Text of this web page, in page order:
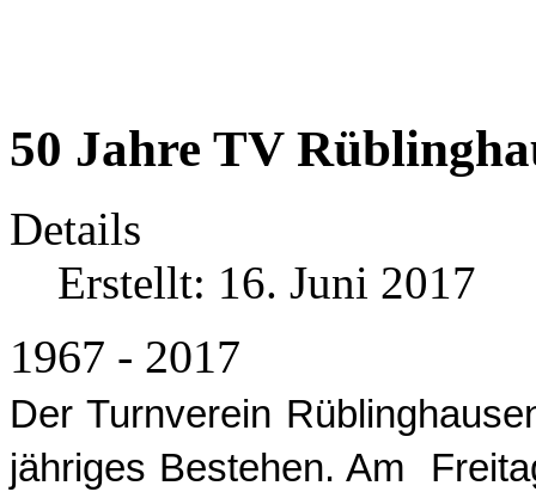
50 Jahre TV
Details
Erstellt: 16. Juni 2017
1967 - 2017
Der Turnverein
jähriges Bestehen. Am